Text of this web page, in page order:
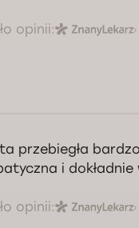
opinii:
przebiegła
i
opinii: